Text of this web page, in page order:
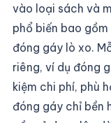
vào loại sách và
phổ biến bao
đóng gáy lò xo.
riêng, ví dụ đóng
kiệm chi phí, phù
đóng gáy chỉ bền